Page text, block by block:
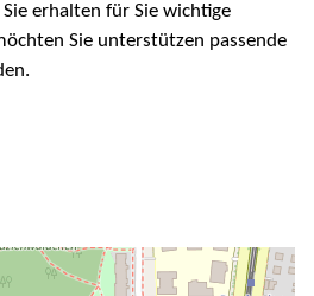
erhalten für Sie wichtige
Sie unterstützen passende